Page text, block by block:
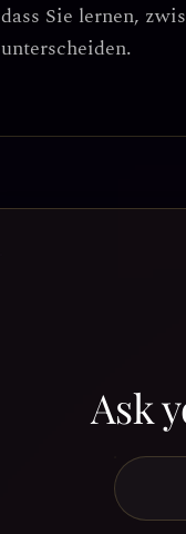
dass Sie lernen,
unterscheiden.
Ask